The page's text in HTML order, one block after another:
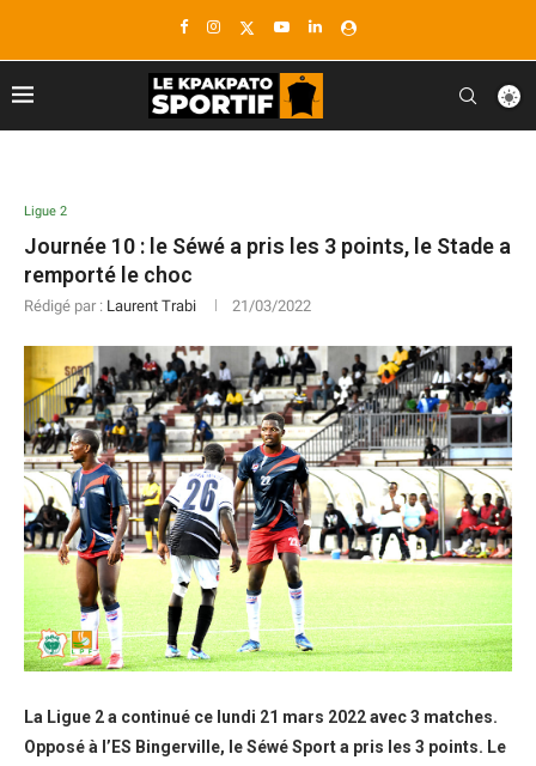
Ligue 2
Journée 10 : le Séwé a pris les 3 points, le Stade a
remporté le choc
Rédigé par : Laurent Trabi 21/03/2022
La Ligue 2 a continué ce lundi 21 mars 2022 avec 3 matches.
Opposé à l’ES Bingerville, le Séwé Sport a pris les 3 points. Le